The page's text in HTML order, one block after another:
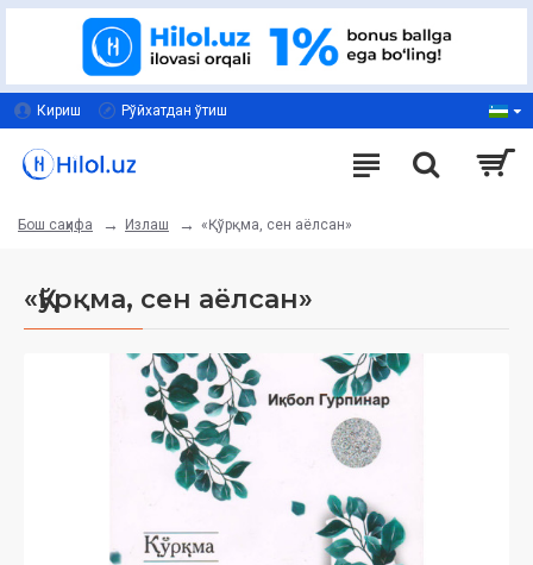
Кириш Рўйхатдан ўтиш
Бош саҳифа Излаш «Қўрқма, сен аёлсан»
«Қўрқма, сен аёлсан»